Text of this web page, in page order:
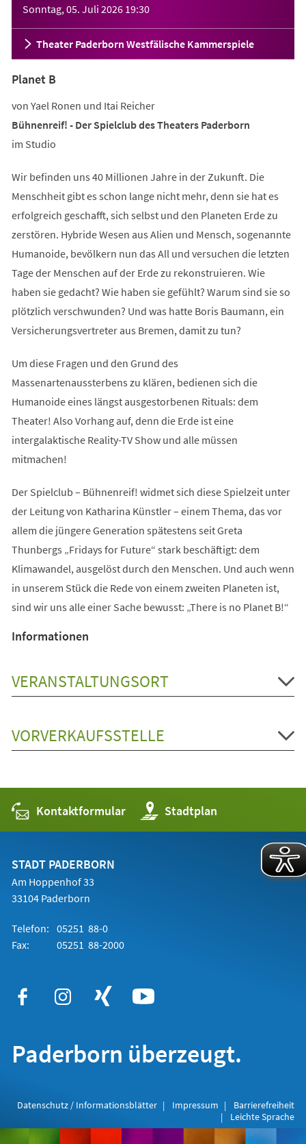
Sonntag, 05. Juli 2026 19:30
Theater Paderborn Westfälische Kammerspiele
Planet B
von Yael Ronen und Itai Reicher
Bühnenreif! - Der Spielclub des Theaters Paderborn
im Studio
Wir befinden uns 40 Millionen Jahre in der Zukunft. Die
Menschheit gibt es schon lange nicht mehr, denn sie hat es
erfolgreich geschafft, sich selbst und den Planeten Erde zu
zerstören. Hybride Wesen aus Alien und Mensch, sogenannte
Humanoide, bevölkern nun das All und versuchen die letzten
Tage der Menschen auf der Erde zu rekonstruieren. Wie
haben sie gedacht? Wie haben sie gefühlt? Warum sind sie so
plötzlich verschwunden? Und was hatte Boris Baumann, ein
Versicherungsvertreter aus Bremen, damit zu tun?
Um diese Fragen und den Grund des
Massenartenaussterbens zu klären, bedienen sich die
Humanoide eines längst ausgestorbenen Rituals: dem
Theater! Also Vorhang auf, denn die Erde ist eine
intergalaktische Reality-TV Show und alle müssen
mitmachen!
Der Spielclub – Bühnenreif! widmet sich diese Spielzeit unter
der Leitung von Katharina Künstler – einem Thema, das vor
allem die jüngere Generation spätestens seit Greta
Thunbergs „Fridays for Future“ stark beschäftigt: dem
Klimawandel, ausgelöst durch den Menschen. Und auch wenn
in unserem Stück die Rede von einem zweiten Planeten ist,
sind wir uns alle einer Sache bewusst: „There is no Planet B!“
Informationen
VERANSTALTUNGSORT
VORVERKAUFSSTELLE
Kontaktformular Stadtplan
(Öffnet
in
einem
STADT PADERBORN
Am Hoppenhof 33
33104 Paderborn
Telefon: 05251 88-0
Fax:
05251 88-2000
Paderborn überzeugt.
Datenschutz / Informationsblätter Impressum
Barrierefreiheit
Leichte Sprache